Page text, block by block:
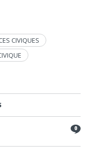
CIVIQUES
0